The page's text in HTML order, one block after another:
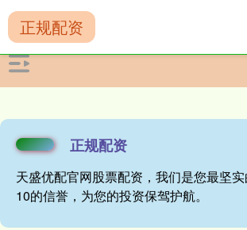
正规配资
天盛优配官网股票配资，我们是您最坚
10的信誉，为您的投资保驾护航。
正规配资